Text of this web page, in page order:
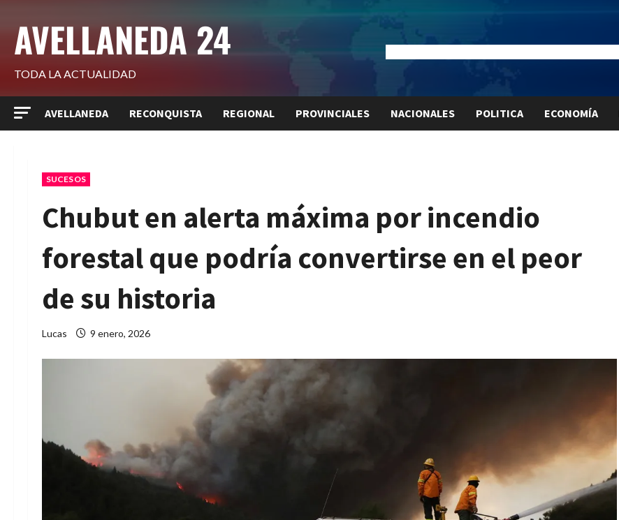
contenido
AVELLANEDA 24
TODA LA ACTUALIDAD
AVELLANEDA RECONQUISTA REGIONAL PROVINCIALES NACIONALES POLITICA ECONOMÍA
SUCESOS
Chubut en alerta máxima por incendio
forestal que podría convertirse en el peor
de su historia
Lucas 9 enero, 2026